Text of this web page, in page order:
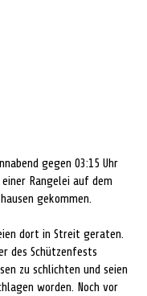
gegen 03:15 Uhr
Rangelei auf dem
gekommen.
dort in Streit geraten.
des Schützenfests
zu schlichten und seien
worden. Noch vor